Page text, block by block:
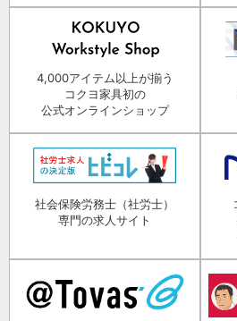
4,000アイテム以上が揃う
コクヨ家具初の
公式オンラインショップ
社会保険労務士（社労士）
専門の求人サイト